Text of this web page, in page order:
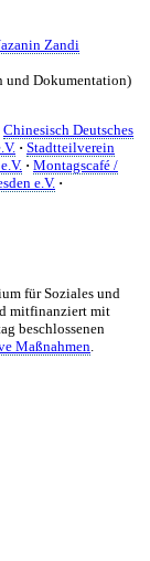
Zandi
und Dokumentation)
Chinesisch Deutsches
· Stadtteilverein
· Montagscafé /
e.V. ·
für Soziales und
mitfinanziert mit
beschlossenen
Maßnahmen.